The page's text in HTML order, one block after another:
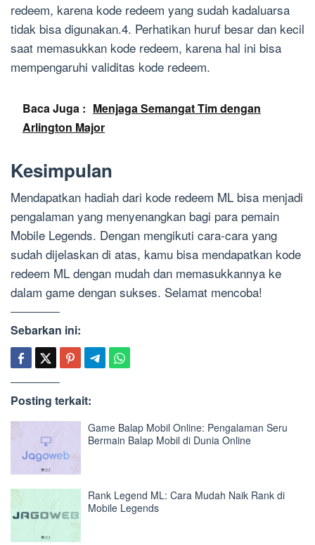
redeem, karena kode redeem yang sudah kadaluarsa
tidak bisa digunakan.4. Perhatikan huruf besar dan kecil
saat memasukkan kode redeem, karena hal ini bisa
mempengaruhi validitas kode redeem.
Baca Juga : Menjaga Semangat Tim dengan
Arlington Major
Kesimpulan
Mendapatkan hadiah dari kode redeem ML bisa menjadi
pengalaman yang menyenangkan bagi para pemain
Mobile Legends. Dengan mengikuti cara-cara yang
sudah dijelaskan di atas, kamu bisa mendapatkan kode
redeem ML dengan mudah dan memasukkannya ke
dalam game dengan sukses. Selamat mencoba!
Sebarkan ini:
Posting terkait:
Game Balap Mobil Online: Pengalaman Seru
Bermain Balap Mobil di Dunia Online
Rank Legend ML: Cara Mudah Naik Rank di
Mobile Legends